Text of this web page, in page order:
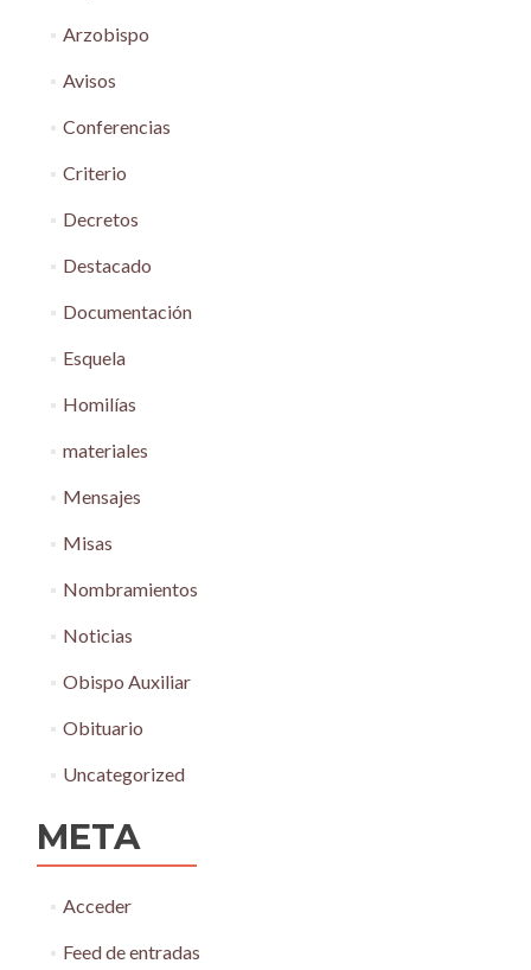
Arzobispo
Avisos
Conferencias
Criterio
Decretos
Destacado
Documentación
Esquela
Homilías
materiales
Mensajes
Misas
Nombramientos
Noticias
Obispo Auxiliar
Obituario
Uncategorized
META
Acceder
Feed de entradas